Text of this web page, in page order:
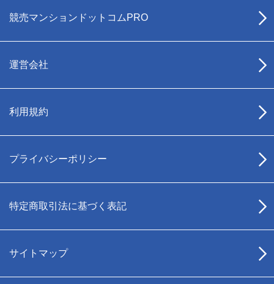
競売マンションドットコムPRO
運営会社
利用規約
プライバシーポリシー
特定商取引法に基づく表記
サイトマップ